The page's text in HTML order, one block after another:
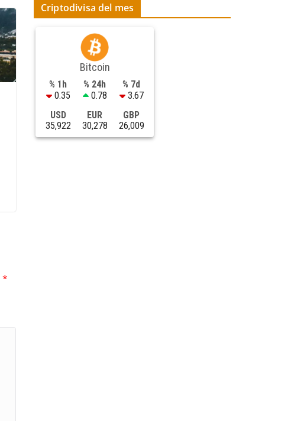
*
Criptodivisa del mes
Bitcoin
% 1h
0.35
% 24h
0.78
% 7d
3.67
USD
35,922
EUR
30,278
GBP
26,009